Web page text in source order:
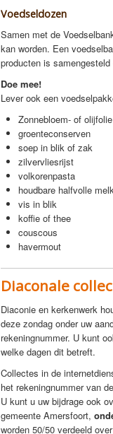
Voedseldozen
Samen met de
kan worden. Een
producten is
Doe mee!
Lever ook een
Zonnebloem- of olijfolie
groenteconserven
soep in blik of zak
zilvervliesrijst
volkorenpasta
houdbare halfvolle
vis in blik
koffie of thee
couscous
havermout
Diaconale
Diaconie en kerkenwerk
deze zondag onder uw
rekeningnummer. U kunt
welke dagen dit betreft.
Collectes in de
het rekeningnummer van
U kunt u uw bijdrage ook
gemeente Amersfoort,
worden 50/50 verdeeld